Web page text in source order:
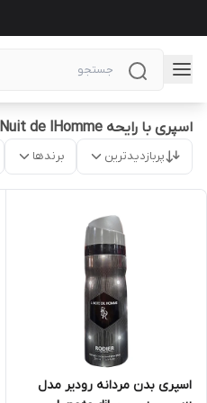
اسپری با رایحه La Nuit de lHomme
پربازدیدترین برندها
اسپری بدن مردانه رودیر مدل